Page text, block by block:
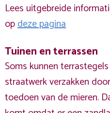
Lees uitgebreide
opdeze pagina
Tuinen en terrassen
Soms kunnen
straatwerk verzakken door
toedoen van de mieren.